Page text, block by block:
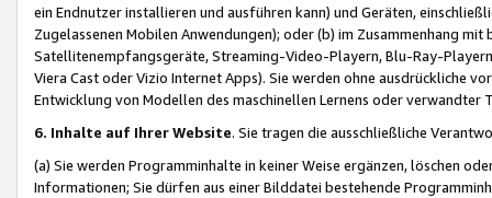
ein Endnutzer installieren und ausführen kann) und Geräten,
Zugelassenen Mobilen Anwendungen); oder (b) im Zusammenhang
Satellitenempfangsgeräte, Streaming-Video-Playern, Blu-Ray-
Viera Cast oder Vizio Internet Apps). Sie werden ohne ausdrückliche
Entwicklung von Modellen des maschinellen Lernens oder
6. Inhalte auf Ihrer Website. Sie tragen die ausschließliche
(a) Sie werden Programminhalte in keiner Weise ergänzen, löschen
Informationen; Sie dürfen aus einer Bilddatei bestehende